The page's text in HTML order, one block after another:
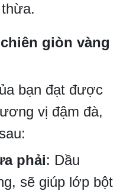
giòn vàng
bạn đạt được
vị đậm đà,
phải: Dầu
sẽ giúp lớp bột